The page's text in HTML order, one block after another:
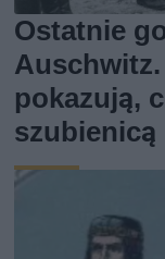
Ostatnie
pokazują,
szubienicą